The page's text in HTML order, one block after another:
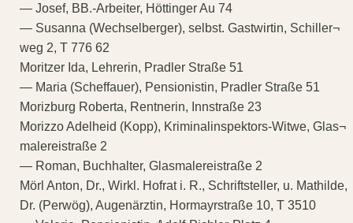
— Josef, BB.-Arbeiter, Höttinger Au 74
— Susanna (Wechselberger), selbst. Gastwirtin, Schiller¬
weg 2, T 776 62
Moritzer Ida, Lehrerin, Pradler Straße 51
— Maria (Scheffauer), Pensionistin, Pradler Straße 51
Morizburg Roberta, Rentnerin, Innstraße 23
Morizzo Adelheid (Kopp), Kriminalinspektors-Witwe, Glas¬
malereistraße 2
— Roman, Buchhalter, Glasmalereistraße 2
Mörl Anton, Dr., Wirkl. Hofrat i. R., Schriftsteller, u. Mathilde,
Dr. (Perwög), Augenärztin, Hormayrstraße 10, T 3510